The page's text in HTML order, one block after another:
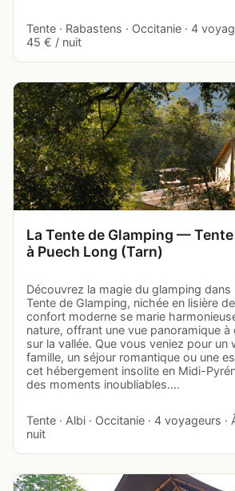
Tente · Rabastens · Occitanie · 4
45 € / nuit
La Tente de Glamping —
à Puech Long (Tarn)
Découvrez la magie du glamping dans
Tente de Glamping, nichée en lisière
confort moderne se marie
nature, offrant une vue panoramique
sur la vallée. Que vous veniez pour un
famille, un séjour romantique ou une
cet hébergement insolite en Midi-
des moments inoubliables.…
Tente · Albi · Occitanie · 4 voyageurs
nuit